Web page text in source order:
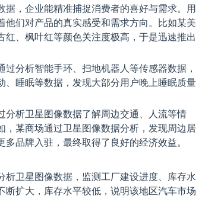
，企业能精准捕捉消费者的喜好与需求。用
们对产品的真实感受和需求方向。比如某美
、枫叶红等颜色关注度极高，于是迅速推出
分析智能手环、扫地机器人等传感器数据，
睡眠等数据，发现大部分用户晚上睡眠质量
析卫星图像数据了解周边交通、人流等情
某商场通过卫星图像数据分析，发现周边居
品牌入驻，最终取得了良好的经济效益。
卫星图像数据，监测工厂建设进度、库存水
扩大，库存水平较低，说明该地区汽车市场